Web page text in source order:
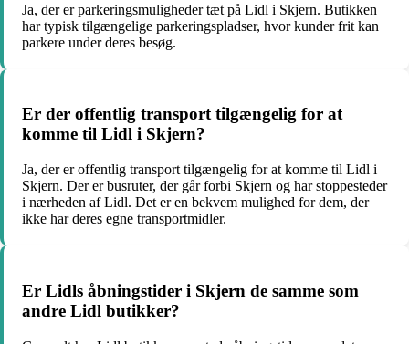
Ja, der er parkeringsmuligheder tæt på Lidl i Skjern. Butikken
har typisk tilgængelige parkeringspladser, hvor kunder frit kan
parkere under deres besøg.
Er der offentlig transport tilgængelig for at
komme til Lidl i Skjern?
Ja, der er offentlig transport tilgængelig for at komme til Lidl i
Skjern. Der er busruter, der går forbi Skjern og har stoppesteder
i nærheden af Lidl. Det er en bekvem mulighed for dem, der
ikke har deres egne transportmidler.
Er Lidls åbningstider i Skjern de samme som
andre Lidl butikker?